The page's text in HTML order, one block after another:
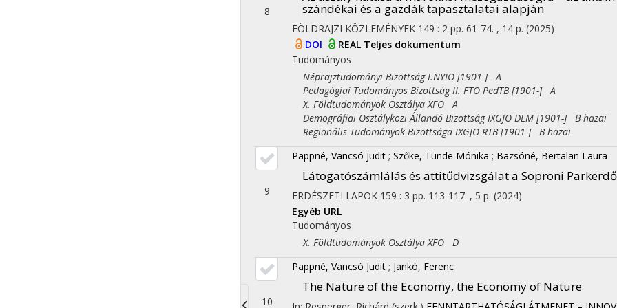
8 szándékai és a gazdák tapasztalatai alapján
FÖLDRAJZI KÖZLEMÉNYEK 149 : 2 pp. 61-74. , 14 p. (2025)
DOI
REAL Teljes dokumentum
Tudományos
Néprajztudományi Bizottság I.NYIO [1901-] A
Pedagógiai Tudományos Bizottság II. FTO PedTB [1901-] A
X. Földtudományok Osztálya XFO A
Demográfiai Osztályközi Állandó Bizottság IXGJO DEM [1901-] B hazai
Regionális Tudományok Bizottsága IXGJO RTB [1901-] B hazai
9
Pappné, Vancsó Judit ; Szőke, Tünde Mónika ; Bazsóné, Bertalan Laura
Látogatószámlálás és attitűdvizsgálat a Soproni
ERDÉSZETI LAPOK 159 : 3 pp. 113-117. , 5 p. (2024)
Egyéb URL
Tudományos
X. Földtudományok Osztálya XFO D
10
Pappné, Vancsó Judit ; Jankó, Ferenc
The Nature of the Economy, the Economy of Nature